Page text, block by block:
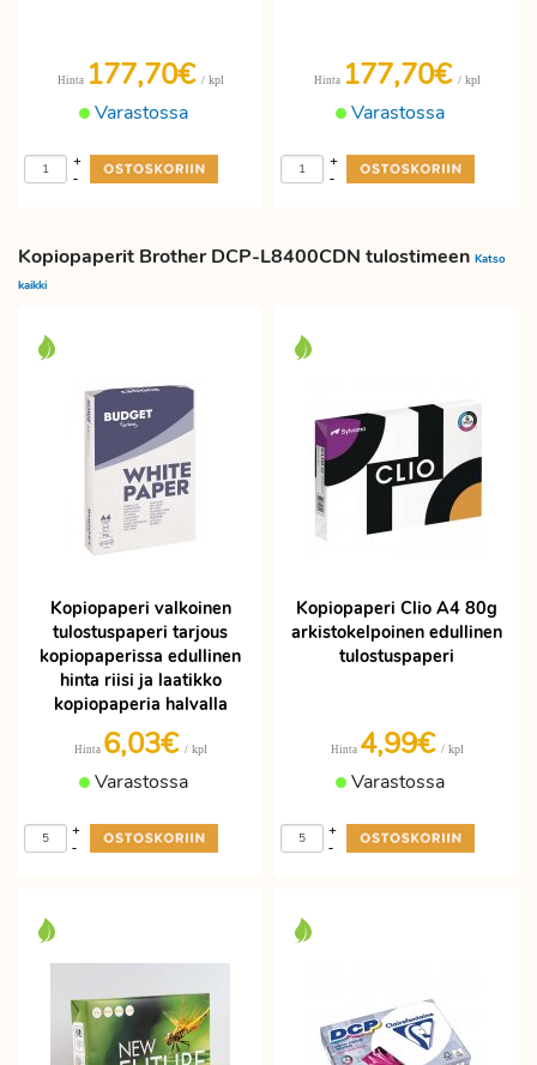
Varastossa
Hinta 177,70€ / kpl
-
+
Varastossa
Hinta 177,70€ / kpl
-
+
Kopiopaperit Brother DCP-L8400CDN tulostimeen Katso
kaikki
Kopiopaperi valkoinen
tulostuspaperi tarjous
kopiopaperissa edullinen
hinta riisi ja laatikko
kopiopaperia halvalla
Hinta 6,03€ / kpl
Varastossa
-
+
Kopiopaperi Clio A4 80g
arkistokelpoinen edullinen
tulostuspaperi
Hinta 4,99€ / kpl
Varastossa
-
+